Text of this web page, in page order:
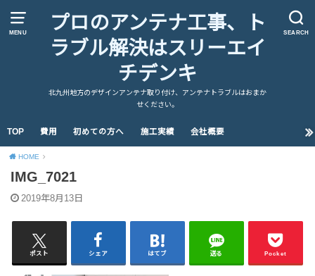
MENU SEARCH
プロのアンテナ工事、ト
ラブル解決はスリーエイ
チデンキ
北九州地方のデザインアンテナ取り付け、アンテナトラブルはおまか
せください。
TOP 費用 初めての方へ 施工実績 会社概要
HOME
IMG_7021
2019年8月13日
ポスト シェア はてブ 送る Pocket